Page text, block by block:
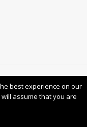
NonCommercial-ShareAlike 4.0
best experience on our
assume that you are